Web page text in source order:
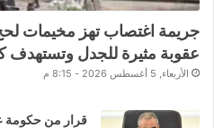
جريمة اغتصاب تهز مخيمات
عقوبة مثيرة للجدل وتستهدف
الأربعاء, 5 أغسطس 2026 - 8:15 م
قرار من حكومة